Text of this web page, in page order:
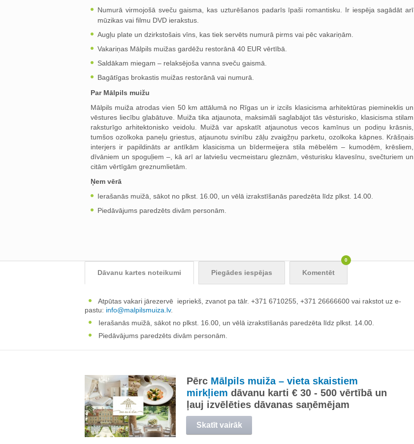
Numurā virmojošā sveču gaisma, kas uzturēšanos padarīs īpaši romantisku. Ir iespēja sagādāt arī
mūzikas vai filmu DVD ierakstus.
Augļu plate un dzirkstošais vīns, kas tiek servēts numurā pirms vai pēc vakariņām.
Vakariņas Mālpils muižas gardēžu restorānā 40 EUR vērtībā.
Saldākam miegam – relaksējoša vanna sveču gaismā.
Bagātīgas brokastis muižas restorānā vai numurā.
Par Mālpils muižu
Mālpils muiža atrodas vien 50 km attālumā no Rīgas un ir izcils klasicisma arhitektūras piemineklis un
vēstures liecību glabātuve. Muiža tika atjaunota, maksimāli saglabājot tās vēsturisko, klasicisma stilam
raksturīgo arhitektonisko veidolu. Muižā var apskatīt atjaunotus vecos kamīnus un podiņu krāsnis,
tumšos ozolkoka paneļu griestus, atjaunotu svinību zāļu zvaigžņu parketu, ozolkoka kāpnes. Krāšņais
interjers ir papildināts ar antīkām klasicisma un bīdermeijera stila mēbelēm – kumodēm, krēsliem,
dīvāniem un spoguļiem –, kā arī ar latviešu vecmeistaru gleznām, vēsturisku klavesīnu, svečturiem un
citām vērtīgām greznumlietām.
Ņem vērā
Ierašanās muižā, sākot no plkst. 16.00, un vēlā izrakstīšanās paredzēta līdz plkst. 14.00.
Piedāvājums paredzēts divām personām.
Dāvanu kartes noteikumi Piegādes iespējas Komentēt
0
Atpūtas vakari jārezervē iepriekš, zvanot pa tālr. +371 6710255, +371 26666600 vai rakstot uz e-
pastu: info@malpilsmuiza.lv.
Ierašanās muižā, sākot no plkst. 16.00, un vēlā izrakstīšanās paredzēta līdz plkst. 14.00.
Piedāvājums paredzēts divām personām.
Pērc Mālpils muiža – vieta skaistiem
mirkļiem dāvanu karti € 30 - 500 vērtībā un
ļauj izvēlēties dāvanas saņēmējam
Skatīt vairāk